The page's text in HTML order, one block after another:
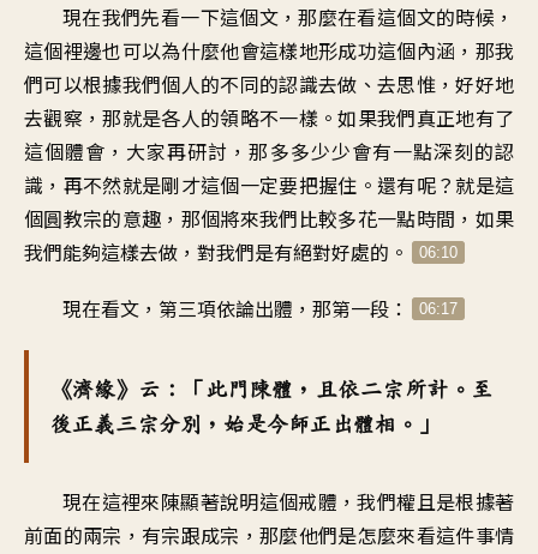
現在我們先看一下這個文，那麼在看這個文的時候，
這個裡邊也可以為什麼他會這樣地形成功這個內涵，那我
們可以根據我們個人的不同的認識去做、去思惟，好好地
去觀察，那就是各人的領略不一樣。如果我們真正地有了
這個體會，大家再研討，那多多少少會有一點深刻的認
識，再不然就是剛才這個一定要把握住。還有呢？就是這
個圓教宗的意趣，那個將來我們比較多花一點時間，如果
我們能夠這樣去做，對我們是有絕對好處的。
06:10
現在看文，第三項依論出體，那第一段： 06:17
《濟緣》云：「此門陳體，且依二宗所計。至
後正義三宗分別，始是今師正出體相。」
現在這裡來陳顯著說明這個戒體，我們權且是根據著
前面的兩宗，有宗跟成宗，那麼他們是怎麼來看這件事情